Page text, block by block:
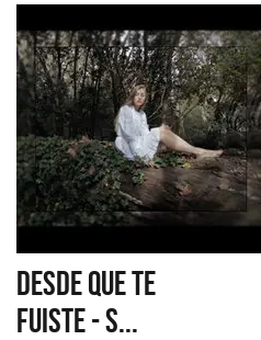
DESDE QUE TE
FUISTE - S...